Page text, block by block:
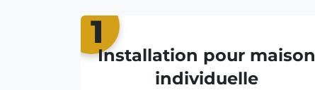
1
Installation pour maison
individuelle